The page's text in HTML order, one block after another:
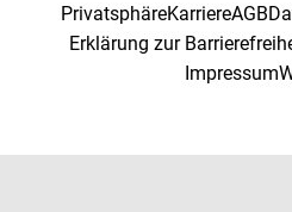
PrivatsphäreKarriereAGB
Erklärung zur
Impressum